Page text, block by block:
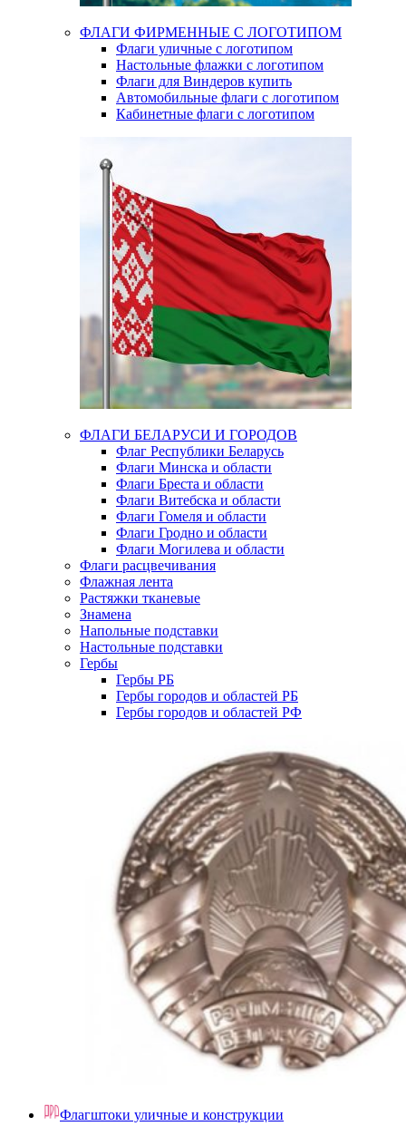
ФЛАГИ ФИРМЕННЫЕ С ЛОГОТИПОМ
Флаги уличные с логотипом
Настольные флажки с логотипом
Флаги для Виндеров купить
Автомобильные флаги с логотипом
Кабинетные флаги с логотипом
ФЛАГИ БЕЛАРУСИ И ГОРОДОВ
Флаг Республики Беларусь
Флаги Минска и области
Флаги Бреста и области
Флаги Витебска и области
Флаги Гомеля и области
Флаги Гродно и области
Флаги Могилева и области
Флаги расцвечивания
Флажная лента
Растяжки тканевые
Знамена
Напольные подставки
Настольные подставки
Гербы
Гербы РБ
Гербы городов и областей РБ
Гербы городов и областей РФ
Флагштоки уличные и конструкции